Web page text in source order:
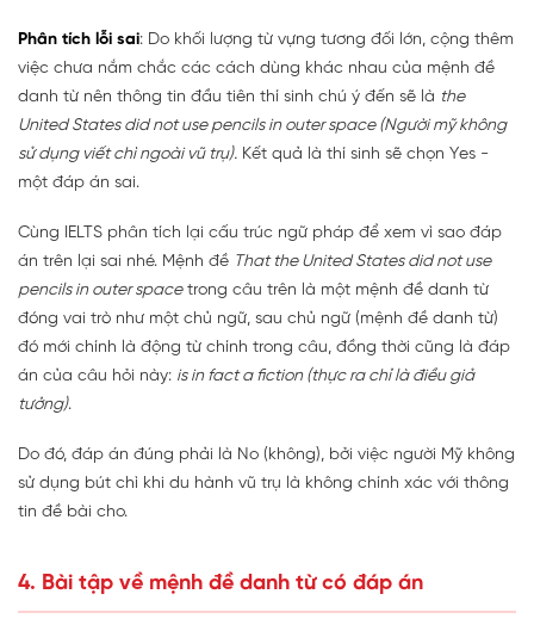
Phân tích lỗi sai: Do khối lượng từ vựng tương đối lớn, cộng thêm
việc chưa nắm chắc các cách dùng khác nhau của mệnh đề
danh từ nên thông tin đầu tiên thí sinh chú ý đến sẽ là the
United States did not use pencils in outer space (Người mỹ không
sử dụng viết chì ngoài vũ trụ). Kết quả là thí sinh sẽ chọn Yes -
một đáp án sai.
Cùng IELTS phân tích lại cấu trúc ngữ pháp để xem vì sao đáp
án trên lại sai nhé. Mệnh đề That the United States did not use
pencils in outer spacetrong câu trên là một mệnh đề danh từ
đóng vai trò như một chủ ngữ, sau chủ ngữ (mệnh đề danh từ)
đó mới chính là động từ chính trong câu, đồng thời cũng là đáp
án của câu hỏi này: is in fact a fiction (thực ra chỉ là điều giả
tưởng).
Do đó, đáp án đúng phải là No (không), bởi việc người Mỹ không
sử dụng bút chì khi du hành vũ trụ là không chính xác với thông
tin đề bài cho.
4. Bài tập về mệnh đề danh từ có đáp án